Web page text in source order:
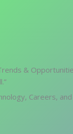
&
Careers,